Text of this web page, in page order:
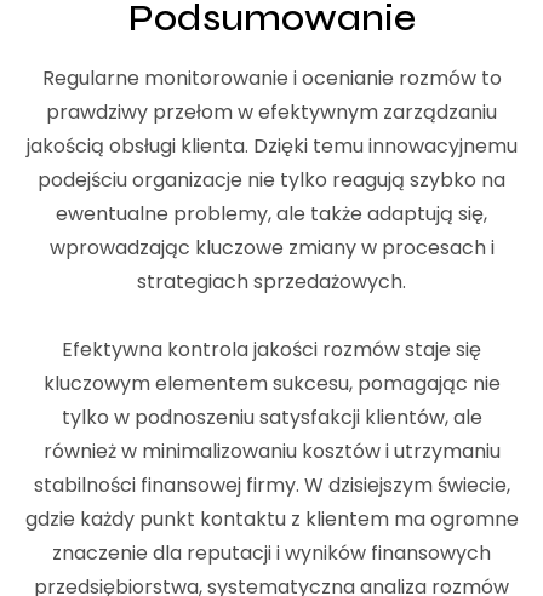
Podsumowanie
Regularne monitorowanie i ocenianie rozmów to
prawdziwy przełom w efektywnym zarządzaniu
jakością obsługi klienta. Dzięki temu innowacyjnemu
podejściu organizacje nie tylko reagują szybko na
ewentualne problemy, ale także adaptują się,
wprowadzając kluczowe zmiany w procesach i
strategiach sprzedażowych.
Efektywna kontrola jakości rozmów staje się
kluczowym elementem sukcesu, pomagając nie
tylko w podnoszeniu satysfakcji klientów, ale
również w minimalizowaniu kosztów i utrzymaniu
stabilności finansowej firmy. W dzisiejszym świecie,
gdzie każdy punkt kontaktu z klientem ma ogromne
znaczenie dla reputacji i wyników finansowych
przedsiębiorstwa, systematyczna analiza rozmów